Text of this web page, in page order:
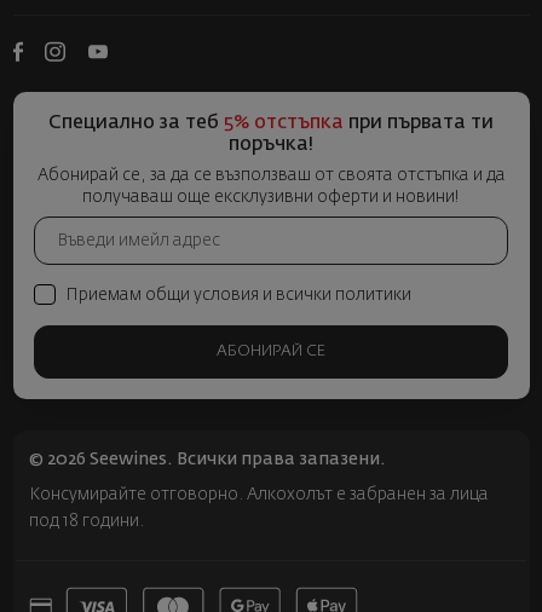
Специално за теб 5% отстъпка при първата ти
поръчка!
Абонирай се, за да се възползваш от своята отстъпка и да
получаваш още ексклузивни оферти и новини!
Приемам общи условия и всички политики
АБОНИРАЙ СЕ
© 2026 Seewines. Всички права запазени.
Консумирайте отговорно. Алкохолът е забранен за лица
под 18 години.